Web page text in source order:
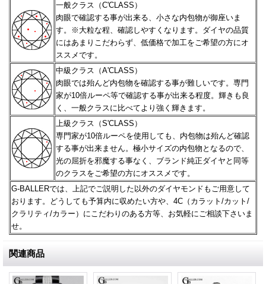
一般クラス（C'CLASS）
肉眼で確認する事が出来る、小さな内包物が御座いま
す。※大粒な程、確認しやすくなります。 ダイヤの品質
にはあまりこだわらず、低価格で加工をご希望の方にオ
ススメです。
中級クラス（A'CLASS）
肉眼では殆んど内包物を確認する事が難しいです。専門
家が10倍ルーペ等で確認する事が出来る程度。 輝きも良
く、一般クラスに比べてより強く輝きます。
上級クラス（S'CLASS）
専門家が10倍ルーペを使用しても、内包物は殆んど確認
する事が出来ません。極小サイズの内包物となるので、
光の屈折を邪魔する事なく、ブランド純正ダイヤと同等
のクラスをご希望の方にオススメです。
G-BALLERでは、上記でご説明した以外のダイヤモンドもご用意して
おります。どうしても予算内に収めたい方や、 4C（カラット/カット/
クラリティ/カラー）にこだわりのある方等、お気軽にご相談下さいま
せ。
関連商品